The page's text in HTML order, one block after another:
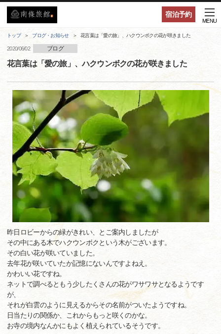
宿泊予約
MENU
トップ ブログ・お知らせ 花言葉は「愛の旅」、ハクウンボクの花が咲きました
2020/06/02 ブログ
花言葉は「愛の旅」、ハクウンボクの花が咲きました
昨日ロビーからの緑がきれい、とご案内しましたが
その中にある木でハクウンボクという木がございます。
その白い花が咲いていました。
去年花が咲いていたか記憶にないんですよねえ。
かわいい花ですね。
ネットで調べるともう少したくさんの花がワサワサとなるようです
が、
それが白雲のように見えるからその名前がついたようですね。
日当たりの関係か、これからもっと咲くのかな。
お寺の境内なんかにもよく植えられているそうです。